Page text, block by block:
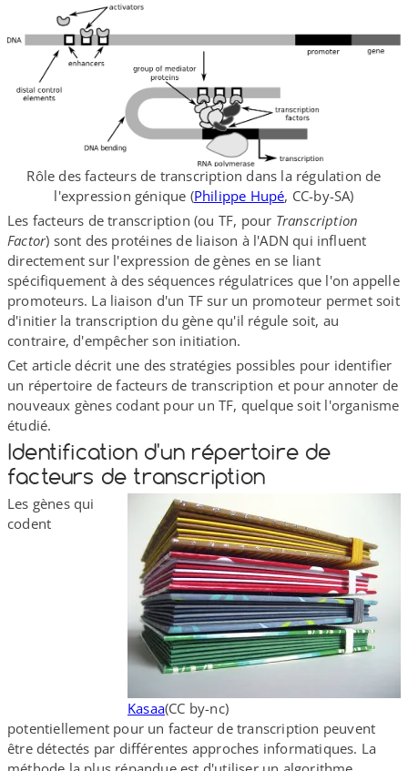
Rôle des facteurs de transcription dans la régulation de
l'expression génique (Philippe Hupé, CC-​by-​SA)
Les facteurs de transcription (ou TF, pour Transcription
Factor) sont des protéines de liaison à l'ADN qui influent
directement sur l'expression de gènes en se liant
spécifiquement à des séquences régulatrices que l'on appelle
promoteurs. La liaison d'un TF sur un promoteur permet soit
d'initier la transcription du gène qu'il régule soit, au
contraire, d'empêcher son initiation.
Cet article décrit une des stratégies possibles pour identifier
un répertoire de facteurs de transcription et pour annoter de
nouveaux gènes codant pour un TF, quelque soit l'organisme
étudié.
Identification d'un répertoire de
facteurs de transcription
Kasaa(CC by-​nc)
Les gènes qui
codent
potentiellement pour un facteur de transcription peuvent
être détectés par différentes approches informatiques. La